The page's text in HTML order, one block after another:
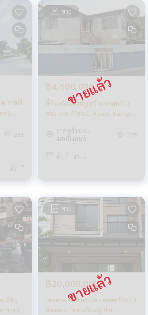
วาสิณี
281
2
ขาย
฿4,500,000
ที่ดินพร้อมสิ่งปลูกสร้าง ลาดพร้าว
ซอย 106 / (ขาย), House &amp;
Land Ladprao Soi 106 / (FOR
SALE) JANE023
ลาดพร้าว101
แฮปปี้แลนด์
235
พื้นที่ : 43 ตร.ว.
ที่ดิน
รางวา
ขาย
฿20,000,000
เฮดควอเทอส์ เอกมัย - ลาดพร้าว / 4
ห้องนอน (ขายพร้อมผู้เช่า),